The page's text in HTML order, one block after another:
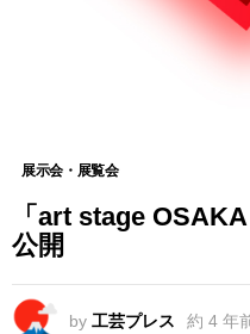
展示会・展覧会
「art stage
公開
by 工芸プレス 約 4 年